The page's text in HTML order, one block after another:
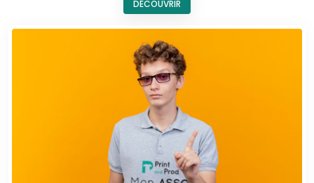
livrer des polos à la hauteur de vos exigences.
Découvrez également nos autres modèles comme le
polo brodé personnalisé
polo unisexe personnalisé
. Nous proposons aussi des
polos grande taille personnalisés, despolos entreprise
polos légers personnalisés
polos respirants personnalisés. Découvrez aussi notre
polo coloré personnalisé, lepolo d’été personnalisé
DÉCOUVRIR